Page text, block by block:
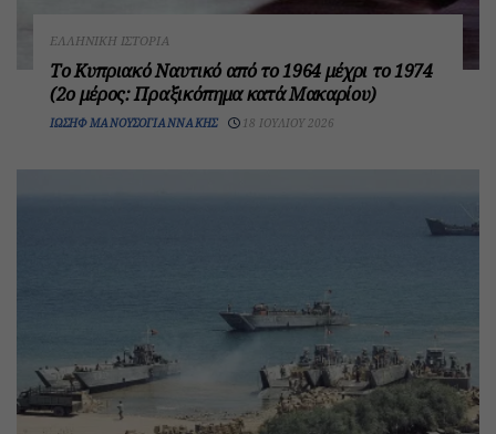
ΕΛΛΗΝΙΚΉ ΙΣΤΟΡΊΑ
Το Κυπριακό Ναυτικό από το 1964 μέχρι το 1974
(2ο μέρος: Πραξικόπημα κατά Μακαρίου)
ΙΩΣΉΦ ΜΑΝΟΥΣΟΓΙΑΝΝΆΚΗΣ 18 ΙΟΥΛΊΟΥ 2026